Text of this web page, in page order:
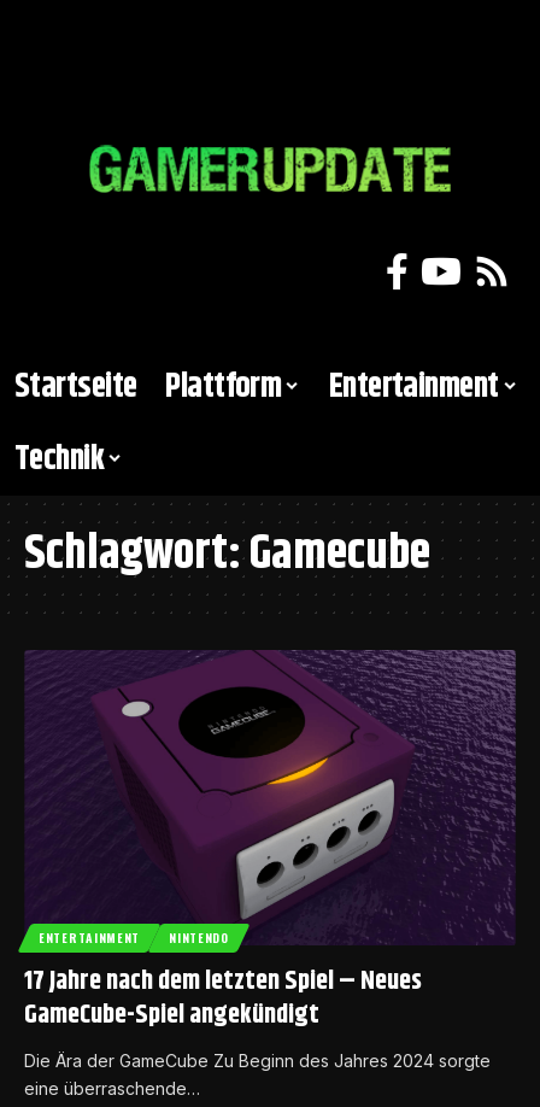
Startseite Plattform
Entertainment
Technik
Schlagwort:Gamecube
ENTERTAINMENT NINTENDO
17 Jahre nach dem letzten Spiel – Neues
GameCube-Spiel angekündigt
Die Ära der GameCube Zu Beginn des Jahres 2024 sorgte
eine überraschende…